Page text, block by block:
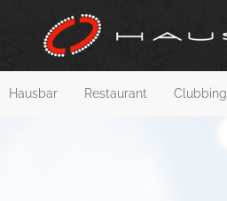
Hausbar Restaurant Clubbing